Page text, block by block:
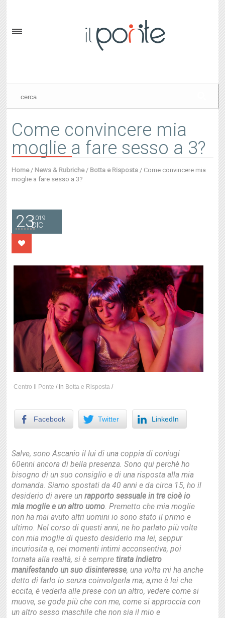
Come convincere mia
moglie a fare sesso a 3?
Home / News & Rubriche / Botta e Risposta / Come convincere mia
moglie a fare sesso a 3?
232019
DIC
Centro Il Ponte / In Botta e Risposta /
Facebook Twitter LinkedIn
Salve, sono Ascanio il lui di una coppia di coniugi
60enni ancora di bella presenza. Sono qui perchè ho
bisogno di un suo consiglio e di una risposta alla mia
domanda. Siamo spostati da 40 anni e da circa 15, ho il
desiderio di avere unrapporto sessuale in tre cioè io
mia moglie e un altro uomo. Premetto che mia moglie
non ha mai avuto altri uomini io sono stato il primo e
ultimo. Nel corso di questi anni, ne ho parlato più volte
con mia moglie di questo desiderio ma lei, seppur
incuriosita e, nei momenti intimi acconsentiva, poi
tornata alla realtà, si è sempretirata indietro
manifestando un suo disinteresse, una volta mi ha anche
detto di farlo io senza coinvolgerla ma, a,me è lei che
eccita, è vederla alle prese con un altro, vedere come si
muove, se gode più che con me, come si approccia con
un altro sesso maschile che non sia il mio e